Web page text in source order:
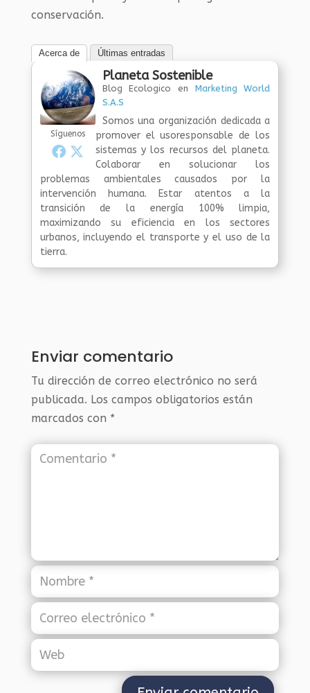
conservación.
Acerca de Últimas entradas
Síguenos
Planeta Sostenible
Blog Ecologico en Marketing World
S.A.S
Somos una organización dedicada a
promover el usoresponsable de los
sistemas y los recursos del planeta.
Colaborar en solucionar los
problemas ambientales causados por la
intervención humana. Estar atentos a la
transición de la energía 100% limpia,
maximizando su eficiencia en los sectores
urbanos, incluyendo el transporte y el uso de la
tierra.
Enviar comentario
Tu dirección de correo electrónico no será
publicada. Los campos obligatorios están
marcados con *